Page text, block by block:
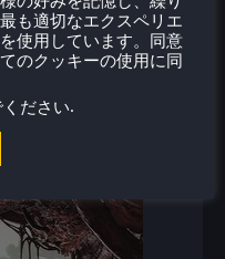
も適切なエクスペリエ
使用しています。同意
のクッキーの使用に同
ださい.